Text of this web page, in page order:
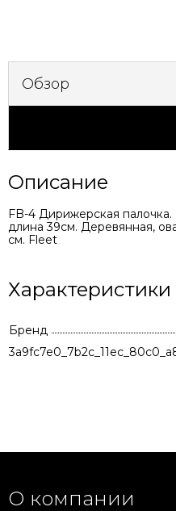
Обзор
Описание
FB-4 Дирижерская
длина 39см. Деревянная,
см. Fleet
Характеристики
Бренд
О компании